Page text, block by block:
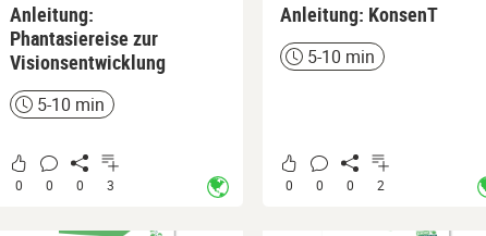
Anleitung:
Phantasiereise zur
Visionsentwicklung
Zeit5-10 min
0 0 0 3
Anleitung: KonsenT
Zeit5-10 min
0 0 0 2